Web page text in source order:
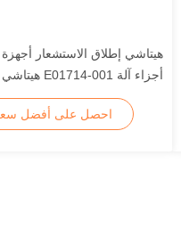
هيتاشي إطلاق الاستشعار
احصل على أفضل